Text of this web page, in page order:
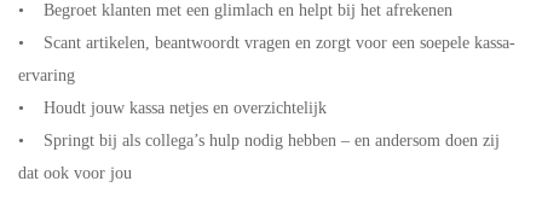
• Begroet klanten met een glimlach en helpt bij het afrekenen
• Scant artikelen, beantwoordt vragen en zorgt voor een soepele kassa-
ervaring
• Houdt jouw kassa netjes en overzichtelijk
• Springt bij als collega’s hulp nodig hebben – en andersom doen zij
dat ook voor jou